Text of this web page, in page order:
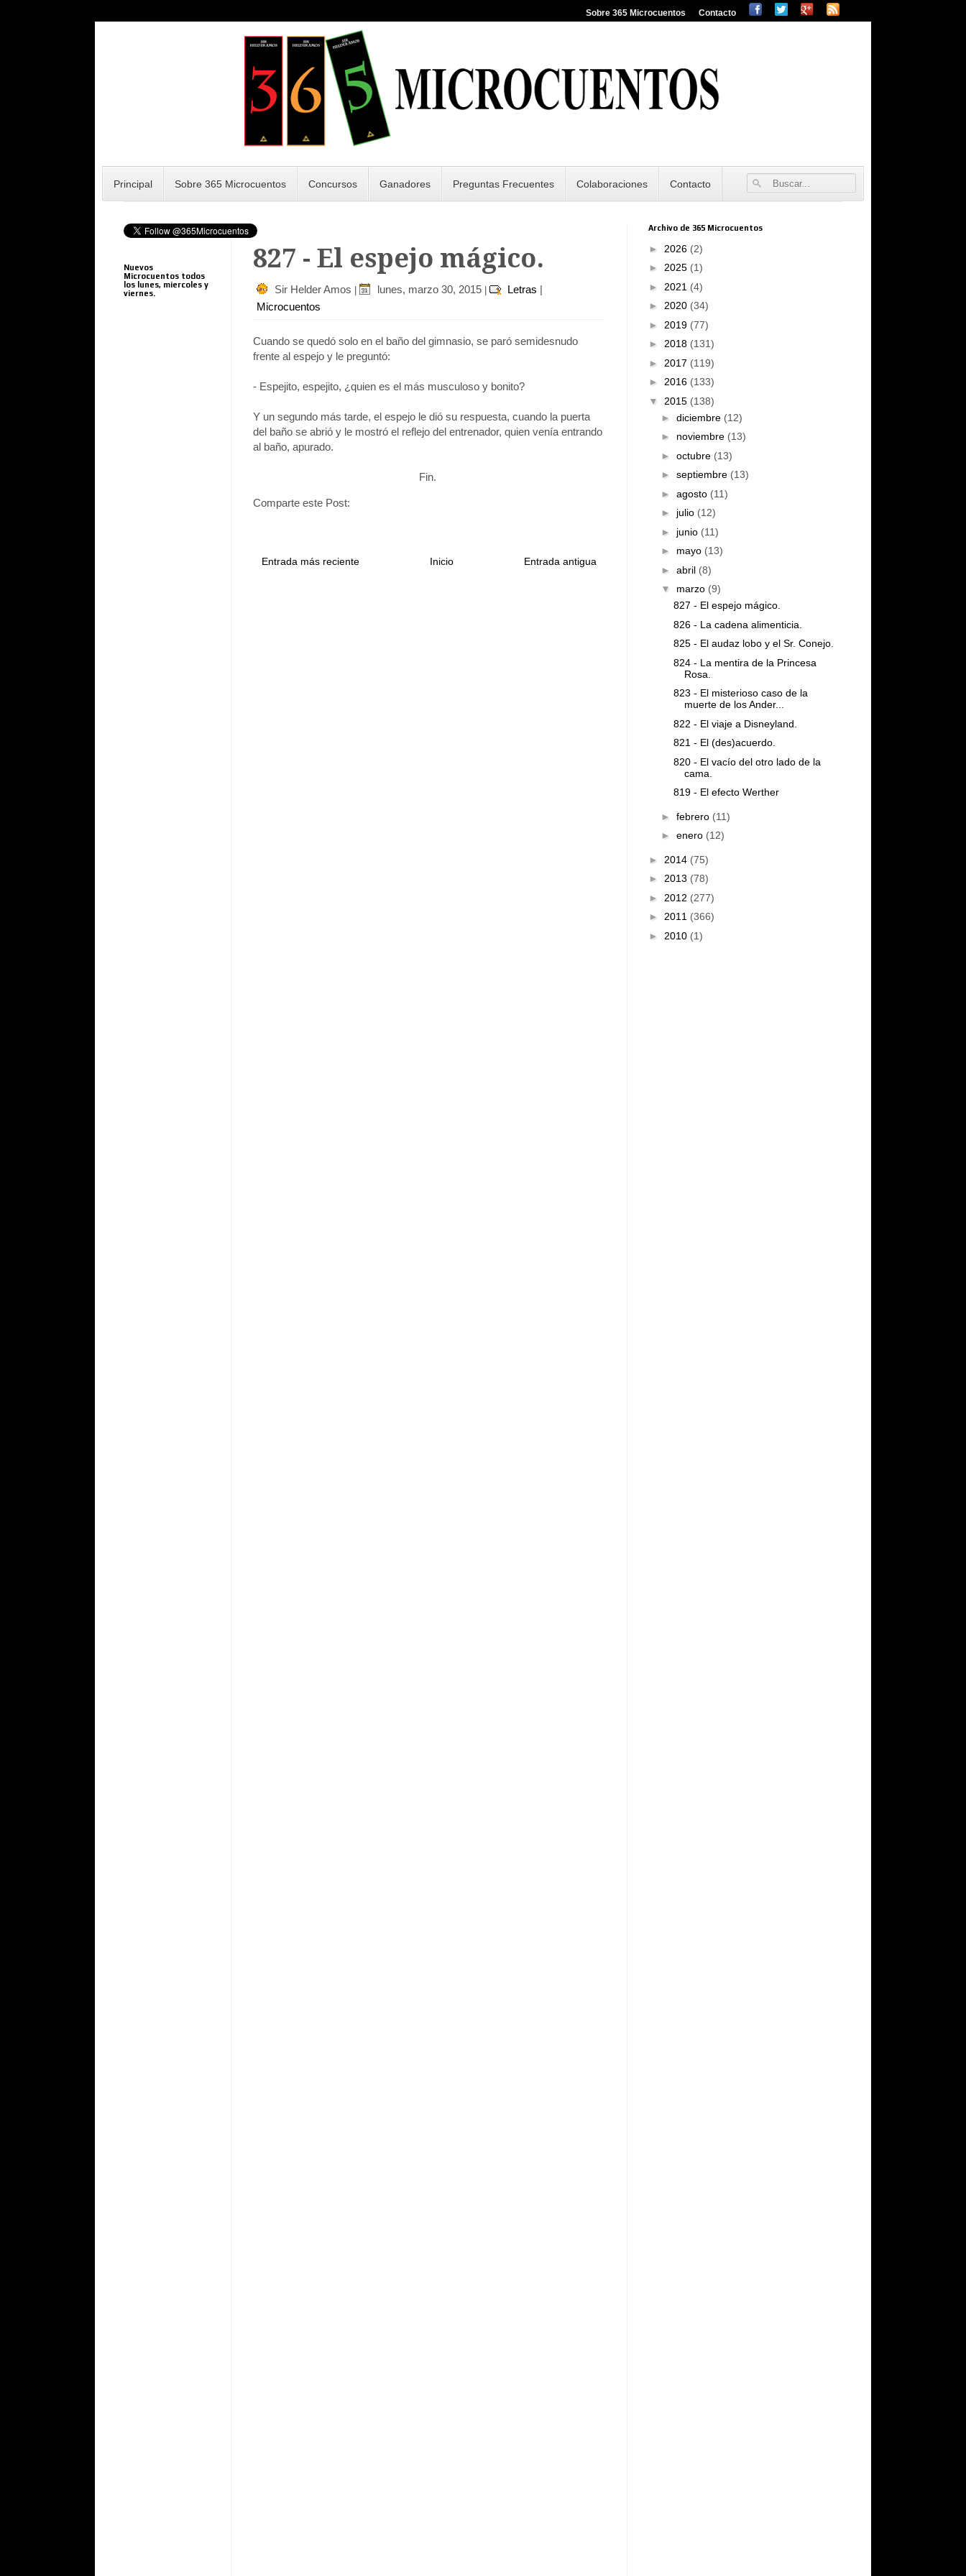
Sobre 365 Microcuentos Contacto
Principal Sobre 365 Microcuentos Concursos Ganadores Preguntas Frecuentes Colaboraciones Contacto
827 - El espejo mágico.
Sir Helder Amos lunes, marzo 30, 2015 Letras |
Microcuentos
Cuando se quedó solo en el baño del gimnasio, se paró semidesnudo
frente al espejo y le preguntó:
- Espejito, espejito, ¿quien es el más musculoso y bonito?
Y un segundo más tarde, el espejo le dió su respuesta, cuando la puerta
del baño se abrió y le mostró el reflejo del entrenador, quien venía entrando
al baño, apurado.
Fin.
Comparte este Post:
Entrada más reciente Entrada antigua
Inicio
Nuevos
Microcuentos todos
los lunes, miercoles y
viernes.
Archivo de 365 Microcuentos
► 2026 (2)
► 2025 (1)
► 2021 (4)
► 2020 (34)
► 2019 (77)
► 2018 (131)
► 2017 (119)
► 2016 (133)
▼ 2015 (138)
► diciembre (12)
► noviembre (13)
► octubre (13)
► septiembre (13)
► agosto (11)
► julio (12)
► junio (11)
► mayo (13)
► abril (8)
▼ marzo (9)
827 - El espejo mágico.
826 - La cadena alimenticia.
825 - El audaz lobo y el Sr. Conejo.
824 - La mentira de la Princesa
Rosa.
823 - El misterioso caso de la
muerte de los Ander...
822 - El viaje a Disneyland.
821 - El (des)acuerdo.
820 - El vacío del otro lado de la
cama.
819 - El efecto Werther
► febrero (11)
► enero (12)
► 2014 (75)
► 2013 (78)
► 2012 (277)
► 2011 (366)
► 2010 (1)